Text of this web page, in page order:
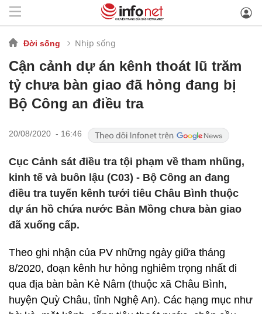
Đời sống Nhịp sống
Cận cảnh dự án kênh thoát lũ trăm
tỷ chưa bàn giao đã hỏng đang bị
Bộ Công an điều tra
20/08/2020 - 16:46
Cục Cảnh sát điều tra tội phạm về tham nhũng,
kinh tế và buôn lậu (C03) - Bộ Công an đang
điều tra tuyến kênh tưới tiêu Châu Bình thuộc
dự án hồ chứa nước Bản Mồng chưa bàn giao
đã xuống cấp.
Theo ghi nhận của PV những ngày giữa tháng
8/2020, đoạn kênh hư hỏng nghiêm trọng nhất đi
qua địa bàn bản Kẻ Nâm (thuộc xã Châu Bình,
huyện Quỳ Châu, tỉnh Nghệ An). Các hạng mục như